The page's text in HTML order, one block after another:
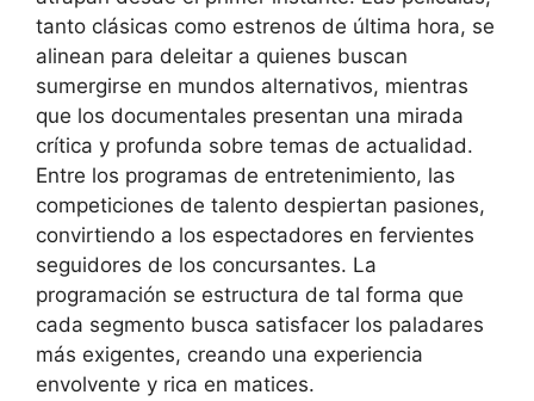
tanto clásicas como estrenos de última hora, se
alinean para deleitar a quienes buscan
sumergirse en mundos alternativos, mientras
que los documentales presentan una mirada
crítica y profunda sobre temas de actualidad.
Entre los programas de entretenimiento, las
competiciones de talento despiertan pasiones,
convirtiendo a los espectadores en fervientes
seguidores de los concursantes. La
programación se estructura de tal forma que
cada segmento busca satisfacer los paladares
más exigentes, creando una experiencia
envolvente y rica en matices.